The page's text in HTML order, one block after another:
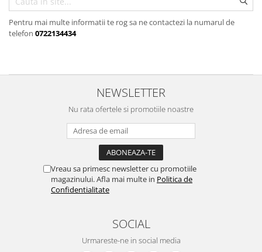
Pentru mai multe informatii te rog sa ne contactezi la numarul de
telefon 0722134434
NEWSLETTER
Nu rata ofertele si promotiile noastre
Vreau sa primesc newsletter cu promotiile
magazinului. Afla mai multe in Politica de
Confidentialitate
SOCIAL
Urmareste-ne in social media